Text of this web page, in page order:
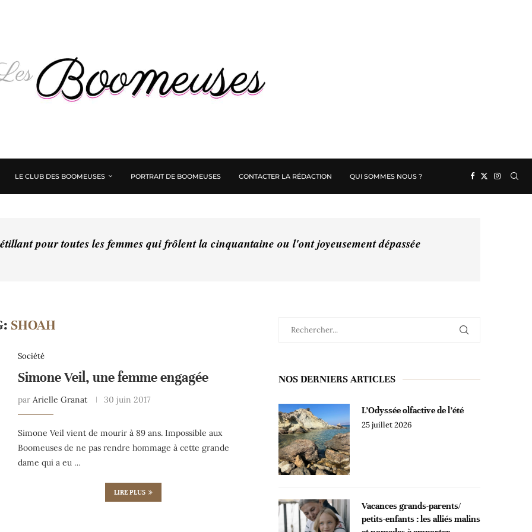
LE CLUB DES BOOMEUSES PORTRAIT DE BOOMEUSES CONTACTER LA RÉDACTION QUI SOMMES NOUS ?
pour toutes les femmes qui frôlent la cinquantaine ou l'ont joyeusement dépassée
SHOAH
Société
Simone Veil, une femme engagée
par Arielle Granat 30 juin 2017
Simone Veil vient de mourir à 89 ans. Impossible aux
Boomeuses de ne pas rendre hommage à cette grande
dame qui a eu …
LIRE PLUS
NOS DERNIERS ARTICLES
L’Odyssée olfactive de l’été
25 juillet 2026
Vacances grands-parents/
petits-enfants : les alliés malins